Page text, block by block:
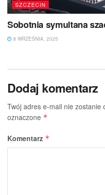
SZCZECIN
Sobotnia symultana
8 WRZEŚNIA, 2025
Dodaj komentarz
Twój adres e-mail nie zostanie
oznaczone *
Komentarz *